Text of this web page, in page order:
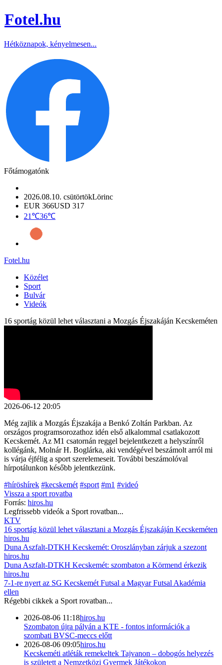
Fotel.hu
Hétköznapok, kényelmesen...
Főtámogatónk
2026.08.10. csütörtökLörinc
EUR 366USD 317
21℃36℃
Fotel.hu
Közélet
Sport
Bulvár
Videók
16 sportág közül lehet választani a Mozgás Éjszakáján Kecskeméten
2026-06-12 20:05
Még zajlik a Mozgás Éjszakája a Benkó Zoltán Parkban. Az
országos programsorozathoz idén első alkalommal csatlakozott
Kecskemét. Az M1 csatornán reggel bejelentkezett a helyszínről
kollégánk, Molnár H. Boglárka, aki vendégével beszámolt arról mi
is várja éjfélig a sport szerelemeseit. További beszámolóval
hírpotálunkon később jelentkezünk.
#híröshírek #kecskemét #sport #m1 #videó
Vissza a sport rovatba
Forrás: hiros.hu
Legfrissebb videók a Sport rovatban...
KTV
16 sportág közül lehet választani a Mozgás Éjszakáján Kecskeméten
hiros.hu
Duna Aszfalt-DTKH Kecskemét: Oroszlányban zárjuk a szezont
hiros.hu
Duna Aszfalt-DTKH Kecskemét: szombaton a Körmend érkezik
hiros.hu
7-1-re nyert az SG Kecskemét Futsal a Magyar Futsal Akadémia
ellen
Régebbi cikkek a Sport rovatban...
2026-08-06 11:18hiros.hu
Szombaton újra pályán a KTE - fontos információk a
szombati BVSC-meccs előtt
2026-08-06 09:05hiros.hu
Kecskeméti atléták remekeltek Tajvanon – dobogós helyezés
is született a Nemzetközi Gyermek Játékokon